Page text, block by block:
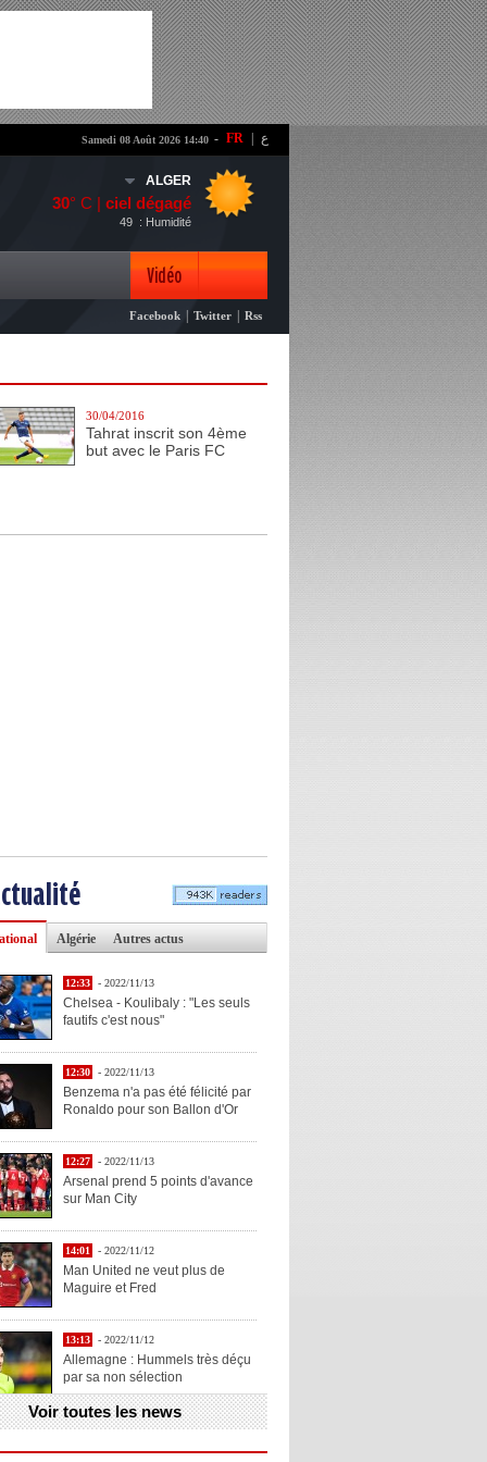
- FR ع Samedi 08 Août 2026 14:40
ALGER
30° C | ciel dégagé
: Humidité
49
Vidéo
Photo
Facebook Twitter Rss
30/04/2016
Tahrat inscrit son 4ème
but avec le Paris FC
Algérie Autres actus
12:33 - 2022/11/13
Chelsea - Koulibaly : "Les seuls
fautifs c'est nous"
12:30 - 2022/11/13
Benzema n'a pas été félicité par
Ronaldo pour son Ballon d'Or
12:27 - 2022/11/13
Arsenal prend 5 points d'avance
sur Man City
14:01 - 2022/11/12
Man United ne veut plus de
Maguire et Fred
13:13 - 2022/11/12
Allemagne : Hummels très déçu
par sa non sélection
13:11 - 2022/11/12
Henry explique la chose qu'il
Voir toutes les news